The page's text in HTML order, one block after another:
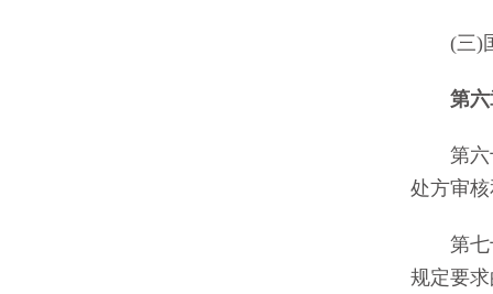
(三)国
第
第六十
处方审
第七十
规定要